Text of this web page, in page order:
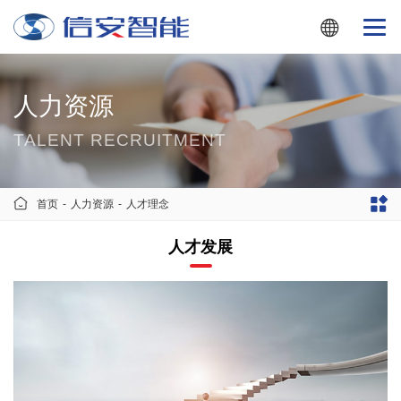
人力资源
TALENT RECRUITMENT
首页 - 人力资源 - 人才理念
人才发展